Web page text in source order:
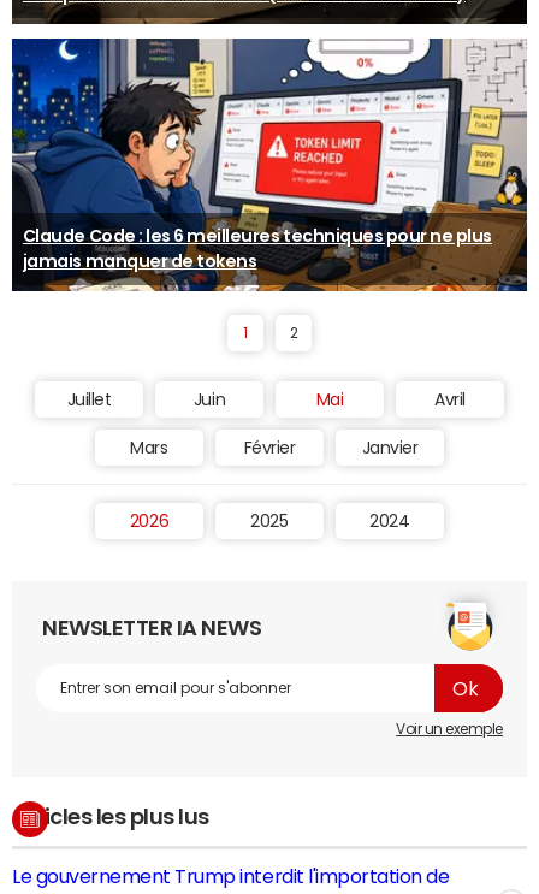
Claude Code : les 6 meilleures techniques pour ne plus
jamais manquer de tokens
1 2
Juillet Juin Mai Avril
Mars Février Janvier
2026 2025 2024
NEWSLETTER IA NEWS
Voir un exemple
Articles les plus lus
Le gouvernement Trump interdit l'importation de